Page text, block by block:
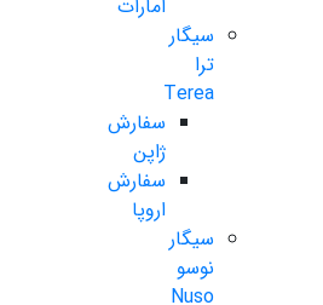
امارات
سیگار
ترا
Terea
سفارش
ژاپن
سفارش
اروپا
سیگار
نوسو
Nuso